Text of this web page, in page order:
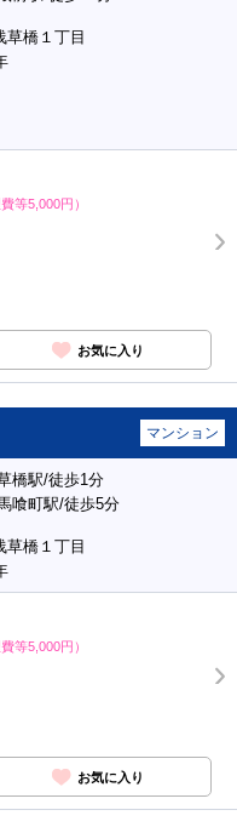
草橋１丁目
費等5,000円）
お気に入り
マンション
橋駅/徒歩1分
喰町駅/徒歩5分
草橋１丁目
費等5,000円）
お気に入り